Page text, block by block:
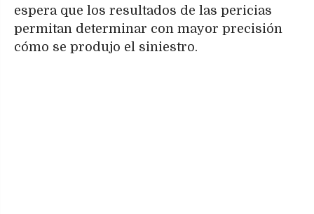
espera que los resultados de las pericias
permitan determinar con mayor precisión
cómo se produjo el siniestro.